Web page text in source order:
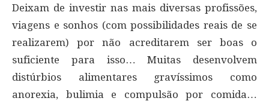
Deixam de investir nas mais diversas profissões,
viagens e sonhos (com possibilidades reais de se
realizarem) por não acreditarem ser boas o
suficiente para isso… Muitas desenvolvem
distúrbios alimentares gravíssimos como
anorexia, bulimia e compulsão por comida…